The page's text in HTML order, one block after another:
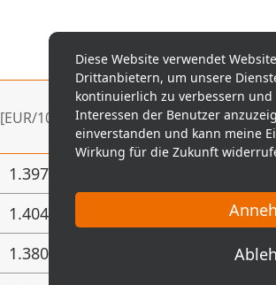
[EUR/100 kg]
1.397,92
1.404,68
1.380,05
Diese Website verwendet
Drittanbietern, um unsere
kontinuierlich zu verbessern
Interessen der Benutzer
einverstanden und kann meine
Wirkung für die Zukunft